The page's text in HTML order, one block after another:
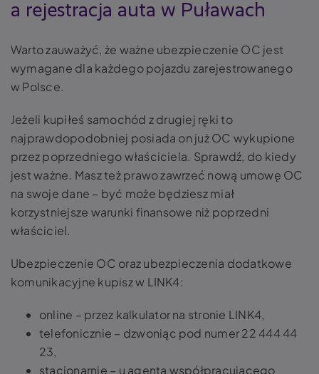
a rejestracja auta w Puławach
Warto zauważyć, że ważne ubezpieczenie OC jest
wymagane dla każdego pojazdu zarejestrowanego
w Polsce.
Jeżeli kupiłeś samochód z drugiej ręki to
najprawdopodobniej posiada on już OC wykupione
przez poprzedniego właściciela. Sprawdź, do kiedy
jest ważne. Masz też prawo zawrzeć nową umowę OC
na swoje dane – być może będziesz miał
korzystniejsze warunki finansowe niż poprzedni
właściciel.
Ubezpieczenie OC oraz ubezpieczenia dodatkowe
komunikacyjne kupisz w LINK4:
online – przez kalkulator na stronie LINK4,
telefonicznie – dzwoniąc pod numer 22 444 44
23,
stacjonarnie – u agenta współpracującego